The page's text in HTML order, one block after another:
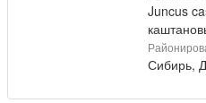
Juncus
Сибирь,